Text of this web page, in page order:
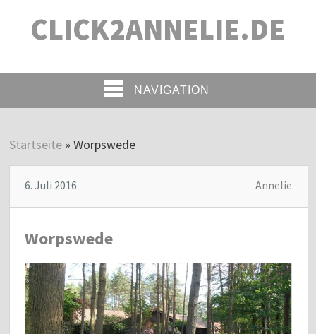
CLICK2ANNELIE.DE
NAVIGATION
Startseite »Worpswede
6. Juli 2016 Annelie
Worpswede